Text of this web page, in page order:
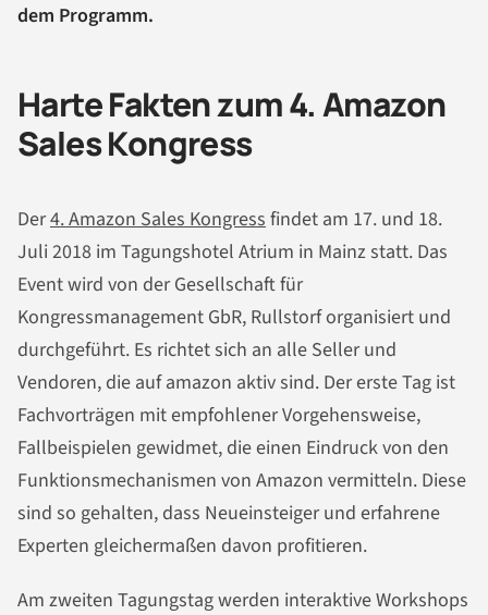
dem Programm.
Harte Fakten zum 4. Amazon
Sales Kongress
Der4. Amazon Sales Kongressfindet am 17. und 18.
Juli 2018 im Tagungshotel Atrium in Mainz statt. Das
Event wird von der Gesellschaft für
Kongressmanagement GbR, Rullstorf organisiert und
durchgeführt. Es richtet sich an alle Seller und
Vendoren, die auf amazon aktiv sind. Der erste Tag ist
Fachvorträgen mit empfohlener Vorgehensweise,
Fallbeispielen gewidmet, die einen Eindruck von den
Funktionsmechanismen von Amazon vermitteln. Diese
sind so gehalten, dass Neueinsteiger und erfahrene
Experten gleichermaßen davon profitieren.
Am zweiten Tagungstag werden interaktive Workshops